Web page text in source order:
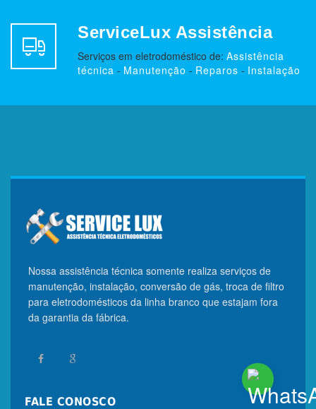
ServiceLux Assistência
Serviços em eletrodoméstico de: Assistência
técnica - Manutenção - Reparos - Instalação
Nossa assistência técnica somente realiza serviços de
manutenção, instalação, conversão de gás, troca de filtro
para eletrodomésticos da linha branco que estajam fora
da garantia da fábrica.
FALE CONOSCO